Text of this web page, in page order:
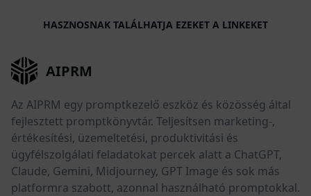
HASZNOSNAK TALÁLHATJA EZEKET A LINKEKET
AIPRM
Az AIPRM egy promptkezelő eszköz és közösség által
fejlesztett promptkönyvtár. Teljesítsen marketing-,
értékesítési, üzemeltetési, produktivitási és
ügyfélszolgálati feladatokat percek alatt a ChatGPT,
Claude, Gemini, Midjourney, GPT Image és sok más
platformra szabott, azonnal használható promptokkal.